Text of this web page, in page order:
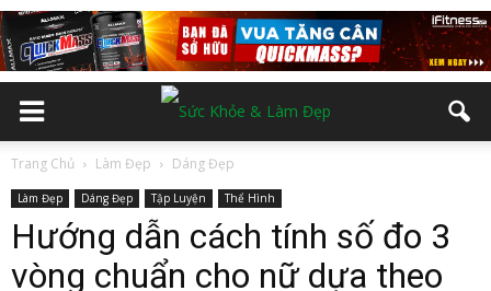
Trang Chủ Làm Đẹp Dáng Đẹp
Làm Đẹp Dáng Đẹp Tập Luyện Thể Hình
Hướng dẫn cách tính số đo 3
vòng chuẩn cho nữ dựa theo